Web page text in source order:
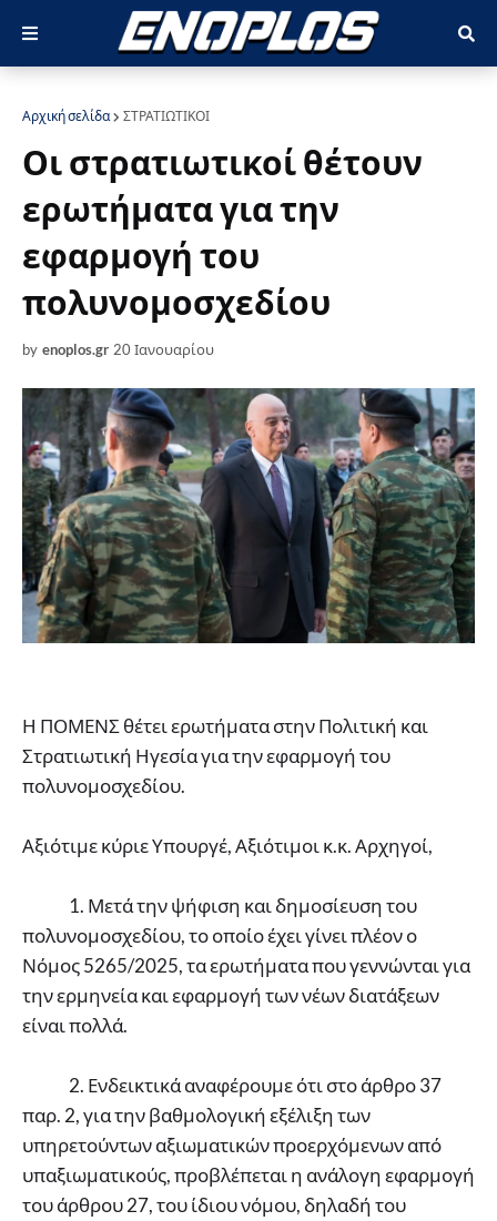
Αρχική σελίδα ΣΤΡΑΤΙΩΤΙΚΟΙ
Οι στρατιωτικοί θέτουν
ερωτήματα για την
εφαρμογή του
πολυνομοσχεδίου
by enoplos.gr 20 Ιανουαρίου
Η ΠΟΜΕΝΣ θέτει ερωτήματα στην Πολιτική και
Στρατιωτική Ηγεσία για την εφαρμογή του
πολυνομοσχεδίου.
Αξιότιμε κύριε Υπουργέ, Αξιότιμοι κ.κ. Αρχηγοί,
1. Μετά την ψήφιση και δημοσίευση του
πολυνομοσχεδίου, το οποίο έχει γίνει πλέον ο
Νόμος 5265/2025, τα ερωτήματα που γεννώνται για
την ερμηνεία και εφαρμογή των νέων διατάξεων
είναι πολλά.
2. Ενδεικτικά αναφέρουμε ότι στο άρθρο 37
παρ. 2, για την βαθμολογική εξέλιξη των
υπηρετούντων αξιωματικών προερχόμενων από
υπαξιωματικούς, προβλέπεται η ανάλογη εφαρμογή
του άρθρου 27, του ίδιου νόμου, δηλαδή του